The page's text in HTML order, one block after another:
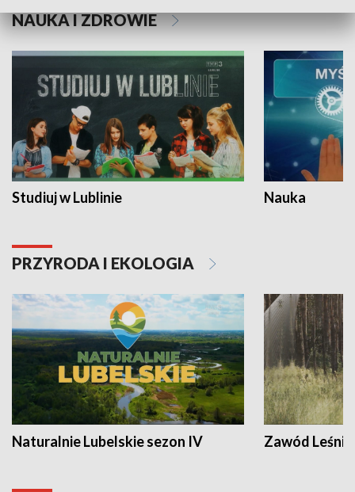
NAUKA I ZDROWIE
Studiuj w Lublinie Nauka
PRZYRODA I EKOLOGIA
Naturalnie Lubelskie sezon IV Zawód Leśnik